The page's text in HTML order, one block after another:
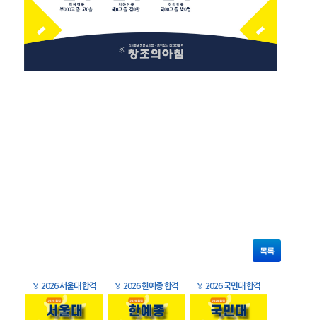
목록
🏅 2026 서울대 합격 🏅 2026 한예종 합격 🏅 2026 국민대 합격